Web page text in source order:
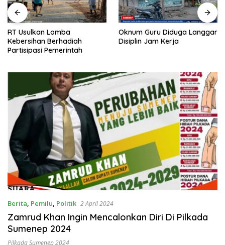
RT Usulkan Lomba
Kebersihan Berhadiah
Partisipasi Pemerintah
Oknum Guru Diduga Langgar
Disiplin Jam Kerja
Berita, Pemilu, Politik 2 April 2024
Zamrud Khan Ingin Mencalonkan Diri Di Pilkada
Sumenep 2024
Pilkada Sumenep 2024